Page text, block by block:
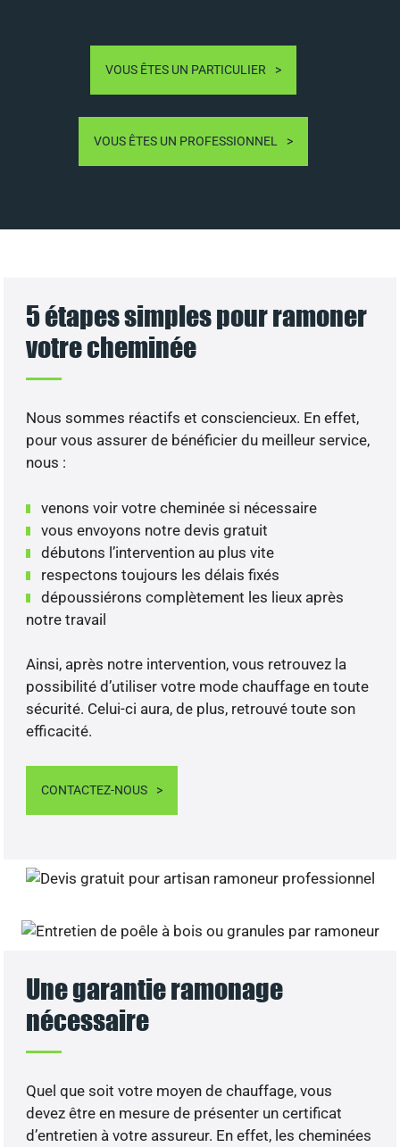
VOUS ÊTES UN PARTICULIER
VOUS ÊTES UN PROFESSIONNEL
5 étapes simples pour ramoner
votre cheminée
Nous sommes réactifs et consciencieux. En effet,
pour vous assurer de bénéficier du meilleur service,
nous :
venons voir votre cheminée si nécessaire
vous envoyons notre devis gratuit
débutons l’intervention au plus vite
respectons toujours les délais fixés
dépoussiérons complètement les lieux après
notre travail
Ainsi, après notre intervention, vous retrouvez la
possibilité d’utiliser votre mode chauffage en toute
sécurité. Celui-ci aura, de plus, retrouvé toute son
efficacité.
CONTACTEZ-NOUS
Une garantie ramonage
nécessaire
Quel que soit votre moyen de chauffage, vous
devez être en mesure de présenter un certificat
d’entretien à votre assureur. En effet, les cheminées